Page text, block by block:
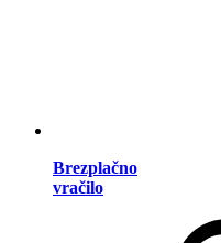
Brezplačno
vračilo